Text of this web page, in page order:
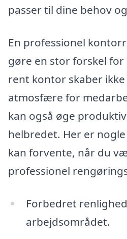
passer til dine behov
En professionel
gøre en stor forskel
rent kontor skaber
atmosfære for
kan også øge
helbredet. Her er
kan forvente, når du
professionel
Forbedret
arbejdsområdet.